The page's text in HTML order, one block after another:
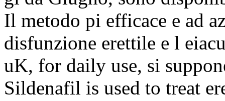
Il metodo pi efficace e ad
disfunzione erettile e l
uK, for daily use, si
Sildenafil is used to treat